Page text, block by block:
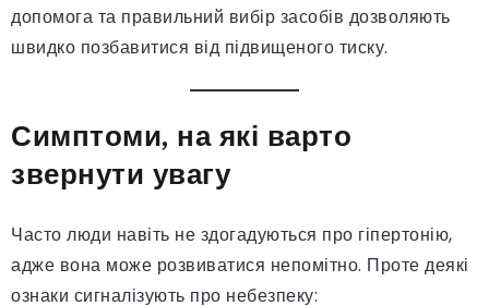
допомога та правильний вибір засобів дозволяють
швидко позбавитися від підвищеного тиску.
Симптоми, на які варто
звернути увагу
Часто люди навіть не здогадуються про гіпертонію,
адже вона може розвиватися непомітно. Проте деякі
ознаки сигналізують про небезпеку: